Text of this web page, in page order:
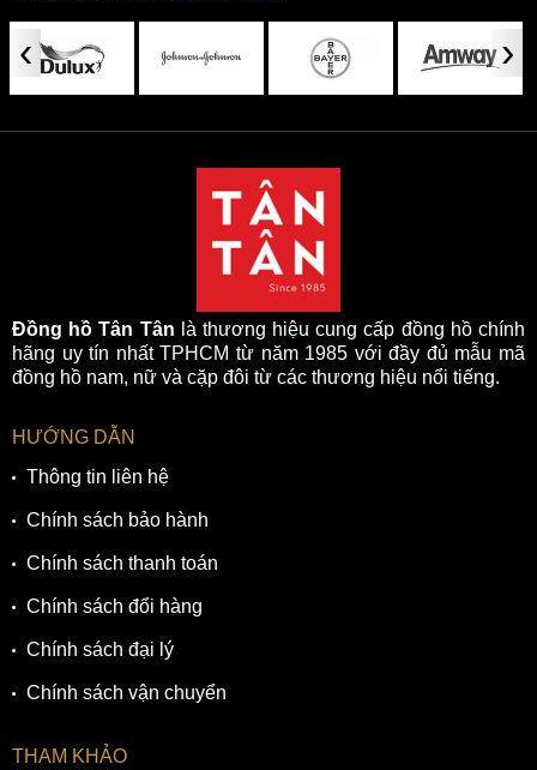
‹ ›
Đồng hồ Tân Tân là thương hiệu cung cấp đồng hồ chính
hãng uy tín nhất TPHCM từ năm 1985 với đầy đủ mẫu mã
đồng hồ nam, nữ và cặp đôi từ các thương hiệu nổi tiếng.
HƯỚNG DẪN
Thông tin liên hệ
Chính sách bảo hành
Chính sách thanh toán
Chính sách đổi hàng
Chính sách đại lý
Chính sách vận chuyển
THAM KHẢO